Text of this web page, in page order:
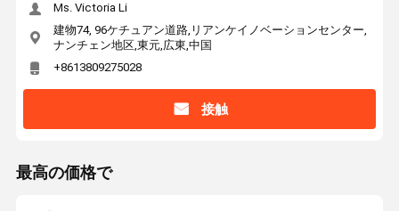
Ms. Victoria Li
建物74, 96ケチュアン道路,リアンケイノベーションセンター,
ナンチェン地区,東元,広東,中国
+8613809275028
接触
最高の価格で